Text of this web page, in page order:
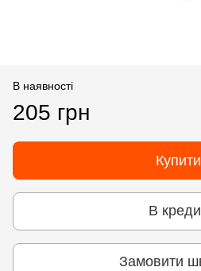
В наявності
205 грн
Купити
В
Замовити